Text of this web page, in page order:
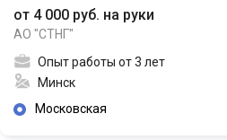
от 4 000 руб. на руки
АО "СТНГ"
Опыт работы от 3 лет
Минск
Московская